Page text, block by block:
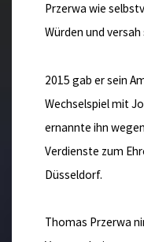
Przerwa wie
Würden und
2015 gab er sein
Wechselspiel mit
ernannte ihn
Verdienste zum
Düsseldorf.
Thomas Przerwa